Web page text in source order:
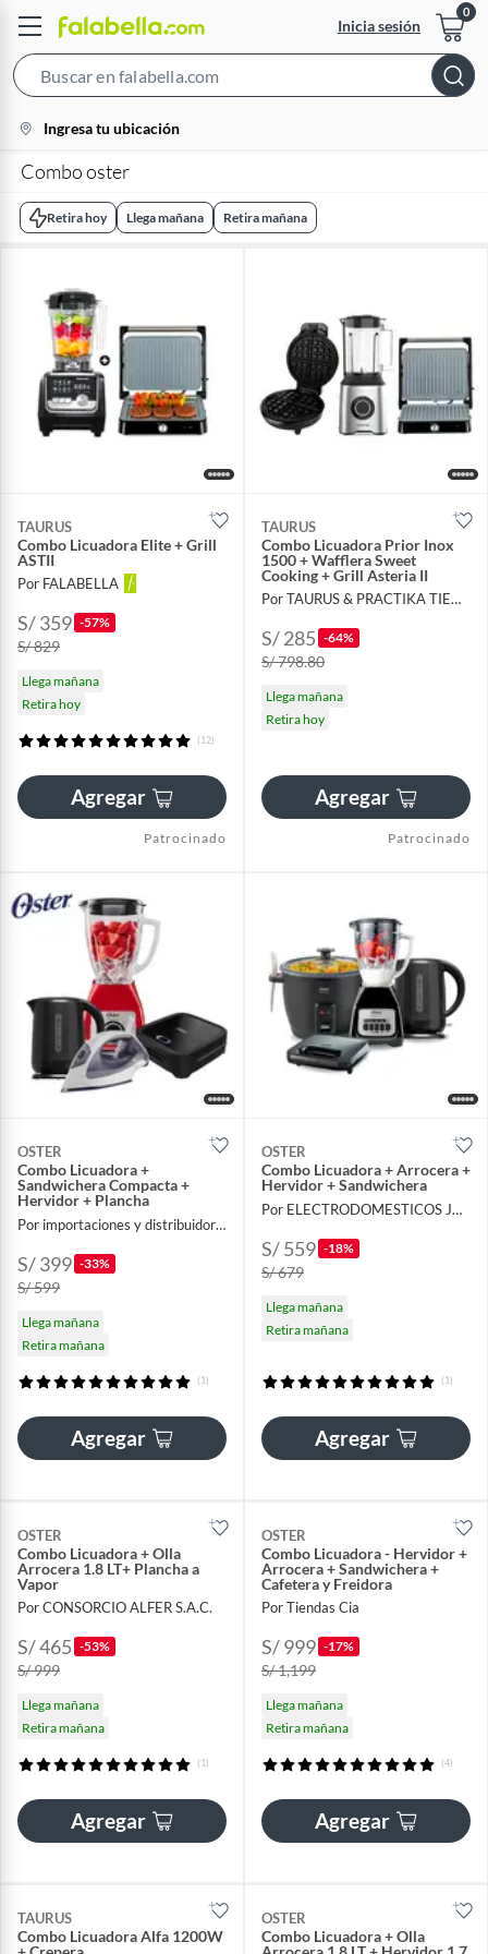
Inicia sesión
Bar
location-
icon
Ingresa tu ubicación
Combo oster
Retira hoy Llega mañana Retira mañana
TAURUS
Combo Licuadora Elite + Grill
ASTII
Por FALABELLA
S/ 359 -57%
S/ 829
Llega mañana
Retira hoy
(12)
Agregar
Patrocinado
TAURUS
Combo Licuadora Prior Inox
1500 + Wafflera Sweet
Cooking + Grill Asteria II
Por TAURUS & PRACTIKA TIENDA OFICIAL
S/ 285 -64%
S/ 798.80
Llega mañana
Retira hoy
Agregar
Patrocinado
OSTER
Combo Licuadora +
Sandwichera Compacta +
Hervidor + Plancha
Por importaciones y distribuidora A y F
S/ 399 -33%
S/ 599
Llega mañana
Retira mañana
(1)
Agregar
OSTER
Combo Licuadora + Arrocera +
Hervidor + Sandwichera
Por ELECTRODOMESTICOS JARED
S/ 559 -18%
S/ 679
Llega mañana
Retira mañana
(1)
Agregar
OSTER
Combo Licuadora + Olla
Arrocera 1.8 LT+ Plancha a
Vapor
Por CONSORCIO ALFER S.A.C.
S/ 465 -53%
S/ 999
Llega mañana
Retira mañana
(1)
Agregar
OSTER
Combo Licuadora - Hervidor +
Arrocera + Sandwichera +
Cafetera y Freidora
Por Tiendas Cia
S/ 999 -17%
S/ 1,199
Llega mañana
Retira mañana
(4)
Agregar
TAURUS
Combo Licuadora Alfa 1200W
OSTER
Combo Licuadora + Olla